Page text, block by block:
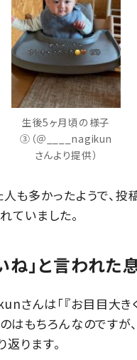
生後5ヶ月頃の様子
③（＠____nagikun
さんより提供）
多かったようで、投稿
ていました。
ね」と言われた
んは「『お目目大き
はもちろんなのですが
返ります。